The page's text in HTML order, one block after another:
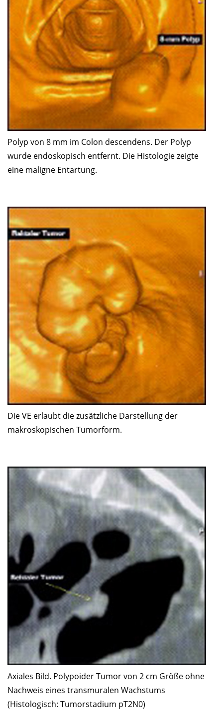
Polyp von 8 mm im Colon descendens. Der Polyp
wurde endoskopisch entfernt. Die Histologie zeigte
eine maligne Entartung.
Die VE erlaubt die zusätzliche Darstellung der
makroskopischen Tumorform.
Axiales Bild. Polypoider Tumor von 2 cm Größe ohne
Nachweis eines transmuralen Wachstums
(Histologisch: Tumorstadium pT2N0)